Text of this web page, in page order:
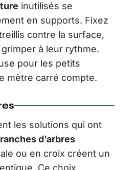
inutilisés se
en supports. Fixez
contre la surface,
à leur rythme.
pour les petits
mètre carré compte.
les solutions qui ont
d’arbres
ou en croix créent un